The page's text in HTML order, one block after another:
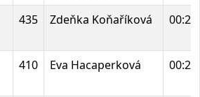
435 Zdeňka Koňaříková
410 Eva Hacaperková